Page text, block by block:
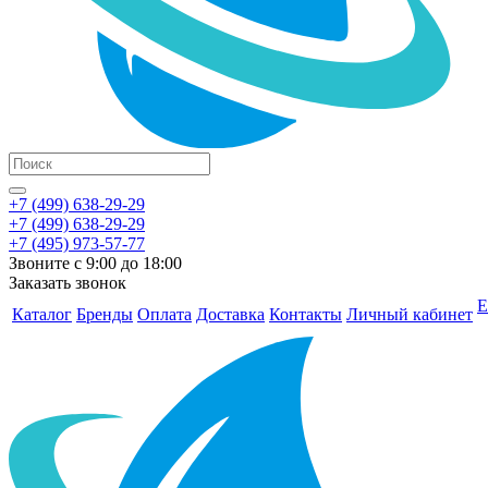
+7 (499) 638-29-29
+7 (499) 638-29-29
+7 (495) 973-57-77
Звоните с 9:00 до 18:00
Заказать звонок
Каталог Бренды Оплата Доставка Контакты Личный кабинет